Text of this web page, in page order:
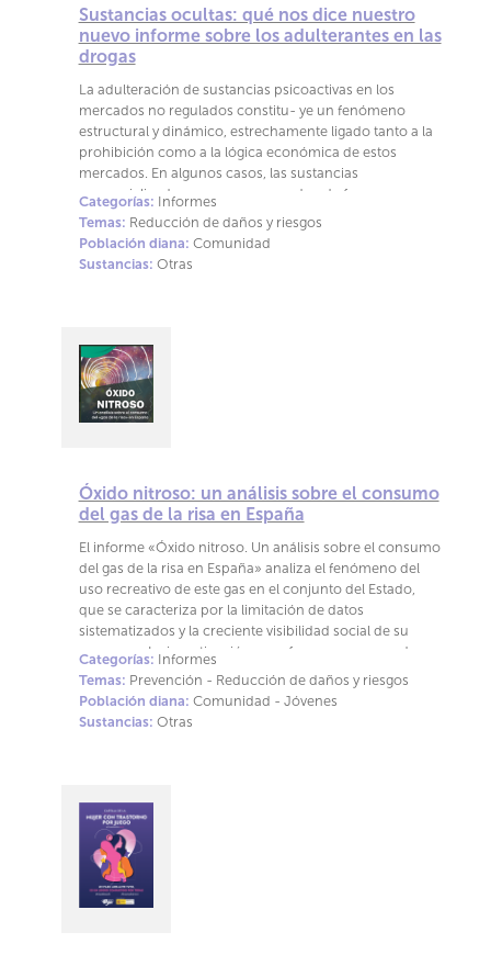
disposición de profesionales, instituciones y entidades
una herramienta diseñada específicamente para la
formación de formadores.
Sustancias ocultas: qué nos dice nuestro
nuevo informe sobre los adulterantes en las
drogas
La adulteración de sustancias psicoactivas en los
mercados no regulados constitu- ye un fenómeno
estructural y dinámico, estrechamente ligado tanto a la
prohibición como a la lógica económica de estos
mercados. En algunos casos, las sustancias
comercializadas no se corresponden de forma pura
con el principio activo que las personas esperan
consumir. Por el contrario, suelen contener mezclas
complejas de adulterantes, diluyentes y otros
ser una práctica marginal, la adulteración se ha
documentado de manera consistente en distintos
contextos geográficos y momentos históricos, lo que
confirma que se trata de una característica central del
su impacto en la salud pública. Muchos de estos
compuestos tienen perfiles toxicológicos propios, que a
menudo son poco conocidos tanto por las personas
como, en algunos casos, por los propios sistemas
sanitarios. La presencia de sustancias con potencial
carci- nogénico, neurotóxico o con efectos sobre el
sistema inmunológico o cardiovascular puede
modificar de forma significativa los riesgos asociados al
consumo. Esto puede dar lugar a cuadros clínicos
atípicos y contribuir a la aparición de complicaciones
emergentes que resultan más difíciles de diagnosticar y
tratar. Además, algunos adulterantes no solo pueden
intensivos y una mayor probabilidad de llevar al
desarrollo de una relación de dependencia
Categorías: Informes
Temas: Reducción de daños y riesgos
Población diana: Comunidad
Sustancias: Otras
Óxido nitroso: un análisis sobre el consumo
del gas de la risa en España
El informe «Óxido nitroso. Un análisis sobre el consumo
del gas de la risa en España» analiza el fenómeno del
uso recreativo de este gas en el conjunto del Estado,
que se caracteriza por la limitación de datos
sistematizados y la creciente visibilidad social de su
consumo. La investigación se enfoca en comprender
este fenómeno emergente, que a pesar de su baja
prevalencia epidemiológica ha generado preocupación
institucional y mediática. El objetivo del estudio es
Categorías: Informes
Temas: Prevención - Reducción de daños y riesgos
Población diana: Comunidad - Jóvenes
Sustancias: Otras